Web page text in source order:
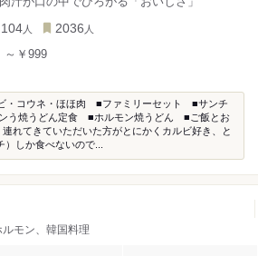
104 人 2036 人
～￥999
・コウネ・ほほ肉 ■ファミリーセット ■サンチ
う焼うどん定食 ■ホルモン焼うどん ■ご飯とお
れてきていただいた方がとにかくカルビ好き、と
）しか食べないので...
モン、韓国料理